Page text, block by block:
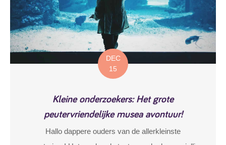
DEC
15
Kleine onderzoekers: Het grote
peutervriendelijke musea avontuur!
Hallo dappere ouders van de allerkleinste